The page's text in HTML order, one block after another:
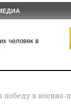
человек в
победу в